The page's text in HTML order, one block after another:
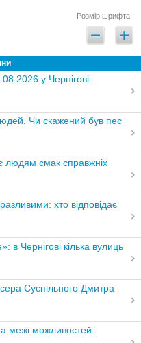
Розмір шрифта:
у Чернігові
Чи скажений був пес
людям смак справжніх
хто відповідає
в Чернігові кілька вулиць
Суспільного Дмитра
межі можливостей: